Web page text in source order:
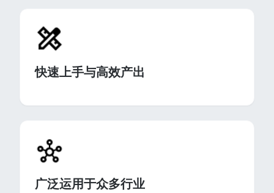
快速上手与高效产出
广泛运用于众多行业